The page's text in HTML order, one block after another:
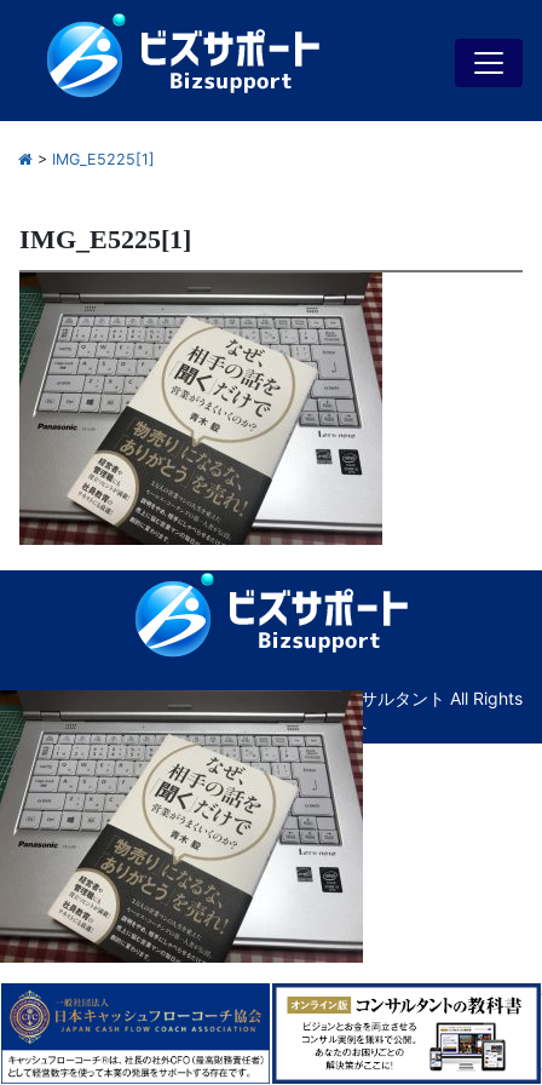
> IMG_E5225[1]
IMG_E5225[1]
© Copyright ビズサポート｜広島の経営コンサルタント All Rights
Reserved. ｜管理画面へ